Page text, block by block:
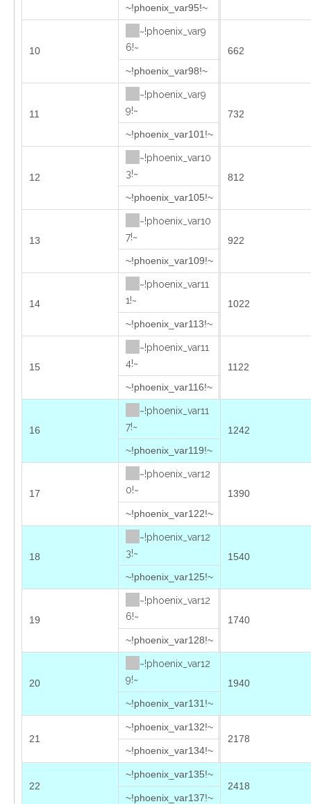
~!phoenix_var95!~
10
~!phoenix_var9
6!~
662
~!phoenix_var98!~
11
~!phoenix_var9
9!~
732
~!phoenix_var101!~
12
~!phoenix_var10
3!~
812
~!phoenix_var105!~
13
~!phoenix_var10
7!~
922
~!phoenix_var109!~
14
~!phoenix_var11
1!~
1022
~!phoenix_var113!~
15
~!phoenix_var11
4!~
1122
~!phoenix_var116!~
16
~!phoenix_var11
7!~
1242
~!phoenix_var119!~
17
~!phoenix_var12
0!~
1390
~!phoenix_var122!~
18
~!phoenix_var12
3!~
1540
~!phoenix_var125!~
19
~!phoenix_var12
6!~
1740
~!phoenix_var128!~
20
~!phoenix_var12
9!~
1940
~!phoenix_var131!~
21
~!phoenix_var132!~
2178
~!phoenix_var134!~
22
~!phoenix_var135!~
2418
~!phoenix_var137!~